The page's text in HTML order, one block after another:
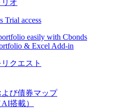
オ
Trial access
easily with Cbonds
& Excel Add-in
クエスト
び債券マップ
搭載）